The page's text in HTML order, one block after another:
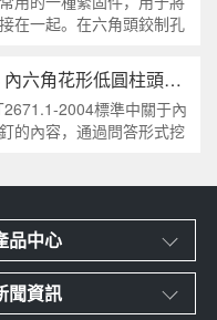
在一起。在六角頭鉸制孔
們來分析一下這兩種級別
A級和B級的定義和標準
是
GB/T2671.1-2004 內六角花形低圓柱頭螺釘
2004標準中關于內
的內容，通過問答形式挖
品中心
聞資訊